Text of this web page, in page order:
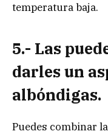
temperatura baja.
5.- Las
darles un
albóndigas.
Puedes combinar